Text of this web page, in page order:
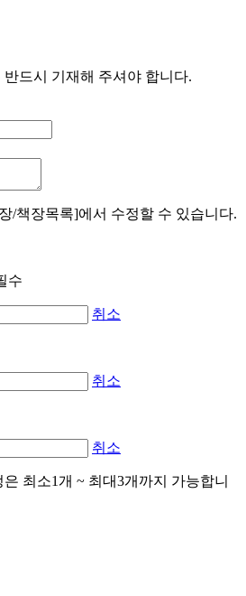
반드시 기재해 주셔야 합니다.
/책장목록]에서 수정할 수 있습니다.
취소
취소
취소
최소1개 ~ 최대3개까지 가능합니